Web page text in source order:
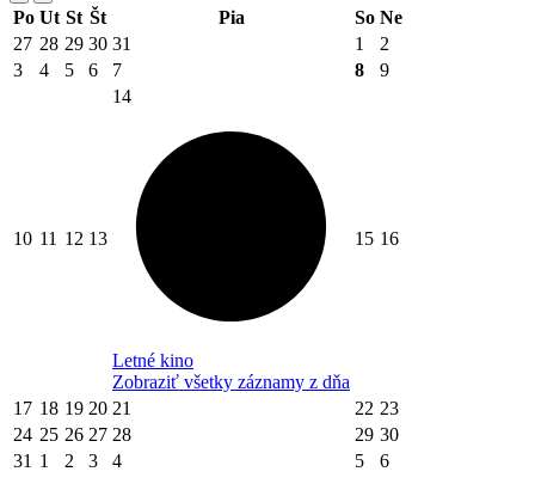
Po Ut St Št Pia So Ne
27 28 29 30 31 1
2
3
4 5 6 7 8 9
10 11 12 13
14
Letné kino
Zobraziť všetky záznamy z dňa
15 16
17 18 19 20 21 22 23
24 25 26 27 28 29 30
31 1 2 3 4 5 6